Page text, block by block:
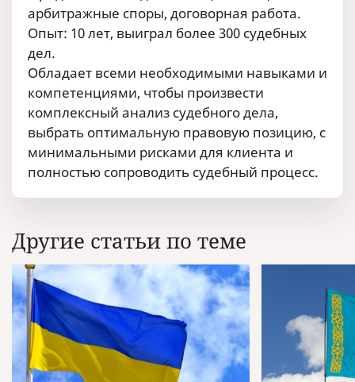
арбитражные споры, договорная работа.
Опыт: 10 лет, выиграл более 300 судебных
дел.
Обладает всеми необходимыми навыками и
компетенциями, чтобы произвести
комплексный анализ судебного дела,
выбрать оптимальную правовую позицию, с
минимальными рисками для клиента и
полностью сопроводить судебный процесс.
Другие статьи по теме